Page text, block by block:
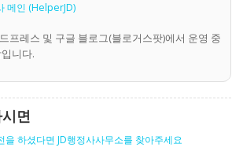
메인 (HelperJD)
프레스 및 구글 블로그(블로거스팟)에서 운영 중
니다.
면
을 하셨다면 JD행정사사무소를 찾아주세요